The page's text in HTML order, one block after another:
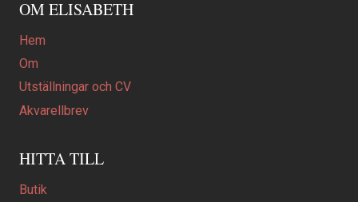
OM ELISABETH
Hem
Om
Utställningar och CV
Akvarellbrev
HITTA TILL
Butik